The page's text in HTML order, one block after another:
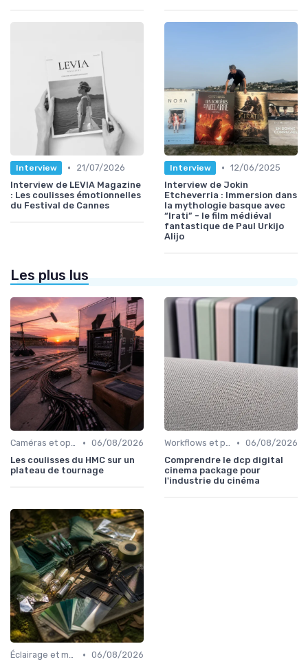
Interview •
21/07/2026
Interview de LEVIA Magazine
: Les coulisses émotionnelles
du Festival de Cannes
Interview • 12/06/2025
Interview de Jokin
Etcheverria : Immersion dans
la mythologie basque avec
“Irati” - le film médiéval
fantastique de Paul Urkijo
Alijo
Les plus lus
Caméras et optiques cinéma • 06/08/2026
Les coulisses du HMC sur un
plateau de tournage
Workflows et post-production • 06/08/2026
Comprendre le dcp digital
cinema package pour
l'industrie du cinéma
Éclairage et machinerie • 06/08/2026